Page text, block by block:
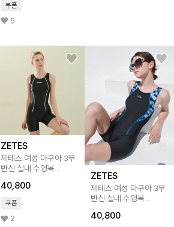
쿠폰
5
ZETES
제테스 여성 아쿠아 3부
반신 실내 수영복
40,800
쿠폰
2
ZETES
제테스 여성 아쿠아 3부
반신 실내 수영복
40,800